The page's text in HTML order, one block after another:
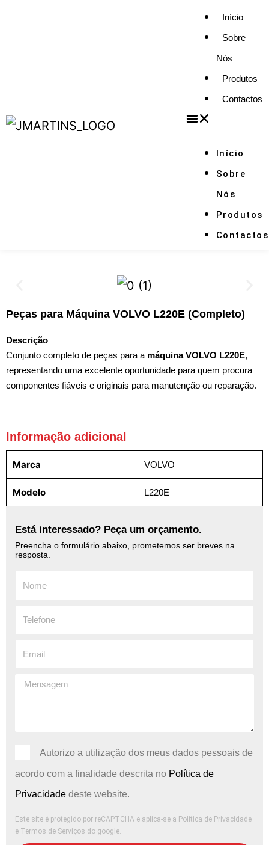
Início
Sobre
Nós
Produtos
Contactos
Início
Sobre
Nós
Produtos
Contactos
Peças para Máquina VOLVO L220E (Completo)
Descrição
Conjunto completo de peças para a máquina VOLVO L220E,
representando uma excelente oportunidade para quem procura
componentes fiáveis e originais para manutenção ou reparação.
Informação adicional
Marca VOLVO
Modelo L220E
Está interessado? Peça um orçamento.
Preencha o formulário abaixo, prometemos ser breves na
resposta.
Autorizo ​​a utilização dos meus dados pessoais de
acordo com a finalidade descrita no Política de
Privacidade deste website.
Este site é protegido por reCAPTCHA e aplica-se a Política de Privacidade
e Termos de Serviços do google.